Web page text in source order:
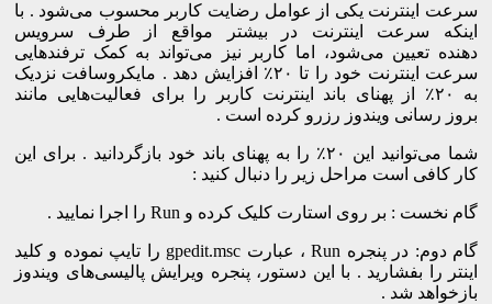
ﺳﺮﻋﺖ اینترنت ﯾﮑﯽ ﺍﺯ ﻋﻮﺍﻣﻞ ﺭﺿﺎﯾﺖ ﮐﺎﺭﺑﺮ ﻣﺤﺴﻮﺏ ﻣﯽﺷﻮﺩ . ﺑﺎ
ﺍﯾﻨﮑﻪ ﺳﺮﻋﺖ اینترنت ﺩﺭ ﺑﯿﺸﺘﺮ ﻣﻮﺍﻗﻊ ﺍﺯ ﻃﺮﻑ ﺳﺮﻭﯾﺲ
ﺩﻫﻨﺪﻩ ﺗﻌﯿﯿﻦ ﻣﯽﺷﻮﺩ، ﺍﻣﺎ ﮐﺎﺭﺑﺮ ﻧﯿﺰ ﻣﯽﺗﻮﺍﻧﺪ ﺑﻪ ﮐﻤﮏ ﺗﺮﻓﻨﺪﻫﺎﯾﯽ
ﺳﺮﻋﺖ اینترنت ﺧﻮﺩ ﺭﺍ ﺗﺎ ۲۰٪ ﺍﻓﺰﺍﯾﺶ ﺩﻫﺪ . ﻣﺎﯾﮑﺮﻭﺳﺎﻓﺖ ﻧﺰﺩﯾﮏ
ﺑﻪ ۲۰٪ ﺍﺯ ﭘﻬﻨﺎﯼ ﺑﺎﻧﺪ اینترنت ﮐﺎﺭﺑﺮ ﺭﺍ ﺑﺮﺍﯼ ﻓﻌﺎﻟﯿﺖﻫﺎﯾﯽ ﻣﺎﻧﻨﺪ
ﺑﺮﻭﺯ ﺭﺳﺎﻧﯽ ﻭﯾﻨﺪﻭﺯ ﺭﺯﺭﻭ ﮐﺮﺩﻩ ﺍﺳﺖ .
ﺷﻤﺎ ﻣﯽﺗﻮﺍﻧﯿﺪ ﺍﯾﻦ ۲۰٪ ﺭﺍ ﺑﻪ ﭘﻬﻨﺎﯼ ﺑﺎﻧﺪ ﺧﻮﺩ ﺑﺎﺯﮔﺮﺩﺍﻧﯿﺪ . ﺑﺮﺍﯼ ﺍﯾﻦ
ﮐﺎﺭ ﮐﺎﻓﯽ ﺍﺳﺖ ﻣﺮﺍﺣﻞ ﺯﯾﺮ ﺭﺍ ﺩﻧﺒﺎﻝ ﮐﻨﯿﺪ :
ﮔﺎﻡ ﻧﺨﺴﺖ : ﺑﺮ ﺭﻭﯼ ﺍﺳﺘﺎﺭﺕ ﮐﻠﯿﮏ ﮐﺮﺩﻩ ﻭ Run ﺭﺍ ﺍﺟﺮﺍ ﻧﻤﺎﯾﯿﺪ .
ﮔﺎﻡ ﺩﻭﻡ: ﺩﺭ ﭘﻨﺠﺮﻩ Run ، ﻋﺒﺎﺭﺕ gpedit.msc ﺭﺍ ﺗﺎﯾﭗ ﻧﻤﻮﺩﻩ ﻭ ﮐﻠﯿﺪ
ﺍﯾﻨﺘﺮ ﺭﺍ ﺑﻔﺸﺎﺭﯾﺪ . ﺑﺎ ﺍﯾﻦ ﺩﺳﺘﻮﺭ، ﭘﻨﺠﺮﻩ ﻭﯾﺮﺍﯾﺶ ﭘﺎﻟﯿﺴﯽﻫﺎﯼ ﻭﯾﻨﺪﻭﺯ
ﺑﺎﺯﺧﻮﺍﻫﺪ ﺷﺪ .